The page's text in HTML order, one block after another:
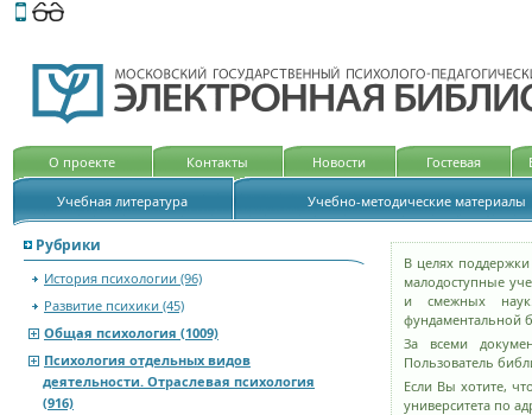
Этот сайт поддерживает
О проекте Контакты Новости Гостевая
Учебная литература Учебно-методические материалы
Рубрики
История психологии (96)
Развитие психики (45)
Общая психология (1009)
Психология отдельных видов
деятельности. Отраслевая психология
(916)
В целях
малодоступные
и смежных наук.
фундаментальной
За всеми
Пользователь
Если Вы хотите,
университета по